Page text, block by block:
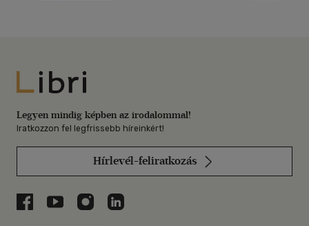
Libri
Legyen mindig képben az irodalommal!
Iratkozzon fel legfrissebb híreinkért!
Hírlevél-feliratkozás
Libri a Facebookon
Libri a Youtube-on
Libri az Instagramon
Libri a LinkedInen